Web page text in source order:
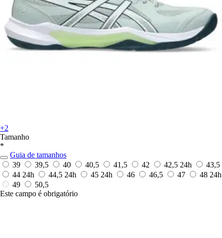
+2
Tamanho
*
Guia de tamanhos
39
39,5 40 40,5 41,5 42 42,5 24h
43,5
44 24h 44,5 24h 45 24h 46 46,5 47 48 24h
49
50,5
Este campo é obrigatório